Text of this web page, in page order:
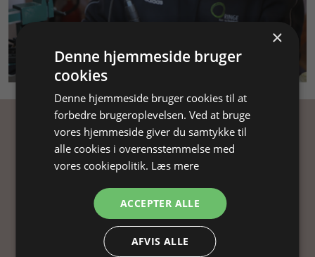
SMYKKEKURSUS
Få inspiration
inspiration, gode tilbud og tips til din
smykkefremstilling.
Ved at tilmelde dig vores nyhedsbrev, accepterer
×
Denne hjemmeside bruger
cookies
Denne hjemmeside bruger cookies til at
forbedre brugeroplevelsen. Ved at bruge
vores hjemmeside giver du samtykke til
alle cookies i overensstemmelse med
vores cookiepolitik. Læs mere
ACCEPTER ALLE
AFVIS ALLE